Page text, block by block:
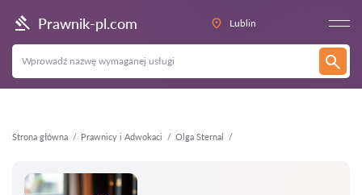
Prawnik-pl.com Lublin
Strona główna Prawnicy i Adwokaci Olga Sternal
Wstecz